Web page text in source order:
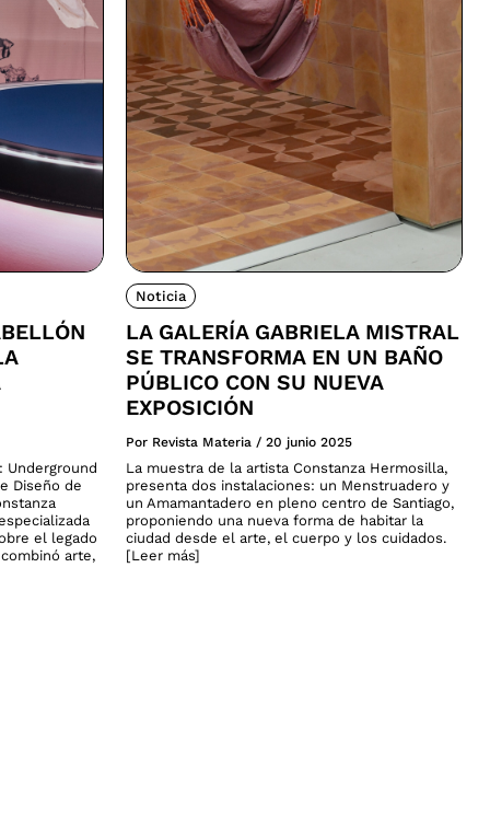
Underground
Diseño de
el legado
arte,
Noticia
LA GALERÍA GABRIELA MISTRAL
SE TRANSFORMA EN UN BAÑO
PÚBLICO CON SU NUEVA
EXPOSICIÓN
Por Revista Materia / 20 junio 2025
La muestra de la artista Constanza Hermosilla,
presenta dos instalaciones: un Menstruadero y
un Amamantadero en pleno centro de Santiago,
proponiendo una nueva forma de habitar la
ciudad desde el arte, el cuerpo y los cuidados.
[Leer más]